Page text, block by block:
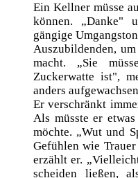
Ein Kellner müsse
können. „Danke"
gängige
Auszubildenden,
macht. „Sie
Zuckerwatte ist",
anders
Er verschränkt
Als müsste er
möchte. „Wut und
Gefühlen wie
erzählt er.
scheiden ließen,